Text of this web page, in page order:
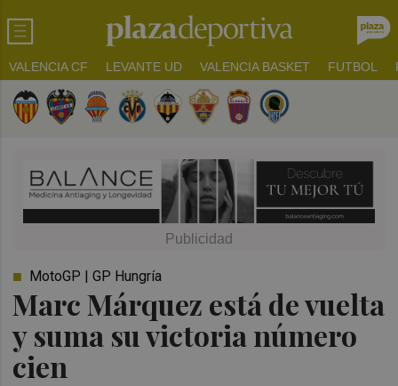
VALENCIA CF LEVANTE UD VALENCIA BASKET FUTBOL
Marc Márquez está de vuelta
y suma su victoria número
cien
MotoGP | GP Hungría